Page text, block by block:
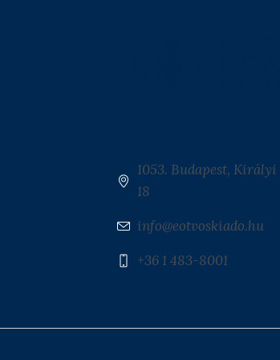
1053. Budapest, Királyi
18
info@eotvoskiado.hu
+36 1 483-8001